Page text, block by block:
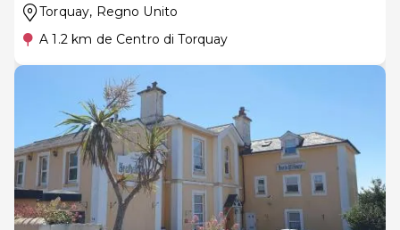
Torquay, Regno Unito
A 1.2 km de Centro di Torquay